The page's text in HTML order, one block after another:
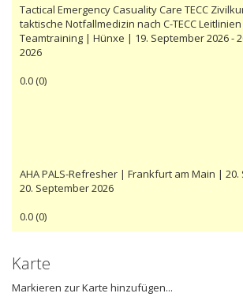
Tactical Emergency Casuality Care TECC
taktische Notfallmedizin nach C-TECC
Teamtraining | Hünxe | 19. September 2026 -
2026
0.0(0)
AHA PALS-Refresher | Frankfurt am Main | 20.
20. September 2026
0.0(0)
Karte
Markieren zur Karte hinzufügen...